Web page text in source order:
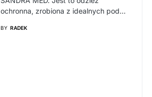
ochronna, zrobiona z idealnych pod…
BY RADEK